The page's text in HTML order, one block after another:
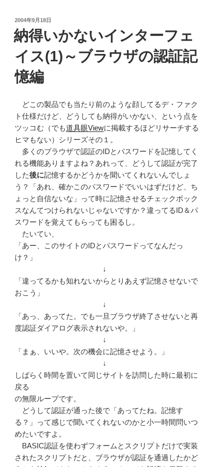
投
稿
日:
2004年9月18日
納得いかないインターフェ
イス(1)～ブラウザの認証記
憶編
どこの製品でも当たり前のような顔してるデ・ファク
ト仕様だけど、どうしても納得がいかない、という点を
ツッコむ（でも道具眼Viewに掲載するほどリサーチする
ヒマもない）シリーズその１。
多くのブラウザで認証のIDとパスワードを記憶してく
れる機能ありますよね？あれって、どうして認証が完了
した後に記憶するかどうかを聞いてくれないんでしょ
う？「あれ、確かこのパスワードでいいはずだけど、ち
ょっと自信ないな」って時に記憶させるチェックボック
スなんてつけられないじゃないですか？違ってるID＆パ
スワードを覚えてもらっても困るし。
たいてい、
「あー、このサイトのIDとパスワードってなんだっ
け？」
↓
「違ってるかも知れないからとりあえず記憶させないで
おこう」
↓
「あっ、あってた。でも一旦ブラウザ終了させないと再
度認証ダイアログ表示されないや。」
↓
「まぁ、いいや。次の機会に記憶させよう。」
↓
しばらく時間を置いて同じサイトを訪問した時に最初に
戻る
の無限ループです。
どうして認証が通った後で「あってたね。記憶す
る？」って感じで聞いてくれないのかと小一時間問いつ
めたいですよ。
BASIC認証を使わずフォームとスクリプトだけで実装
されたスクリプトだと、ブラウザが認証を通過したかど